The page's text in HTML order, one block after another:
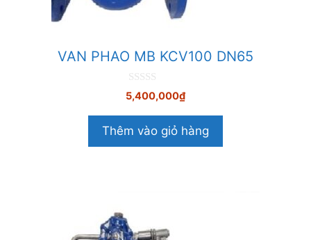
VAN PHAO MB KCV100 DN65
0
n
à
5
5,400,000₫
Thêm vào giỏ hàng